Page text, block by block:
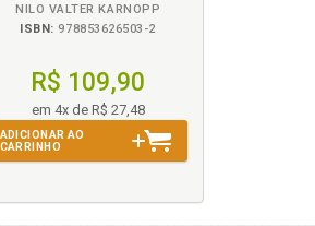
patrimonial, p.
NILO VALTER KARNOPP
ISBN: 978853626503-2
R$ 109,90
em 4x de R$ 27,48
ADICIONAR AO
CARRINHO